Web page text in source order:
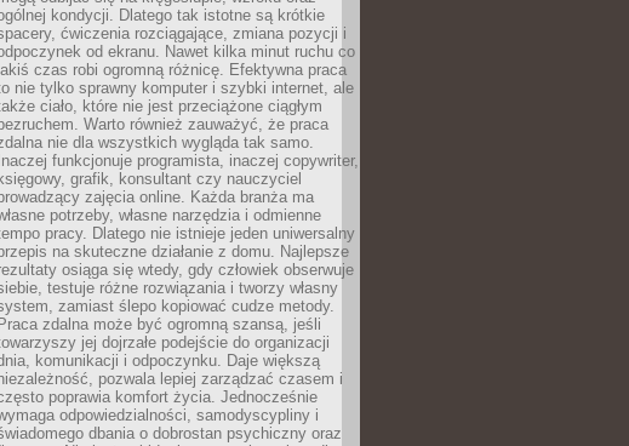
kondycji. Dlatego tak istotne są krótkie
ćwiczenia rozciągające, zmiana pozycji i
od ekranu. Nawet kilka minut ruchu co
czas robi ogromną różnicę. Efektywna praca
nie tylko sprawny komputer i szybki internet, ale
ciało, które nie jest przeciążone ciągłym
bezruchem. Warto również zauważyć, że praca
nie dla wszystkich wygląda tak samo.
Inaczej funkcjonuje programista, inaczej copywriter,
księgowy, grafik, konsultant czy nauczyciel
zajęcia online. Każda branża ma
potrzeby, własne narzędzia i odmienne
pracy. Dlatego nie istnieje jeden uniwersalny
na skuteczne działanie z domu. Najlepsze
osiąga się wtedy, gdy człowiek obserwuje
testuje różne rozwiązania i tworzy własny
zamiast ślepo kopiować cudze metody.
Praca zdalna może być ogromną szansą, jeśli
jej dojrzałe podejście do organizacji
komunikacji i odpoczynku. Daje większą
pozwala lepiej zarządzać czasem i
poprawia komfort życia. Jednocześnie
odpowiedzialności, samodyscypliny i
dbania o dobrostan psychiczny oraz